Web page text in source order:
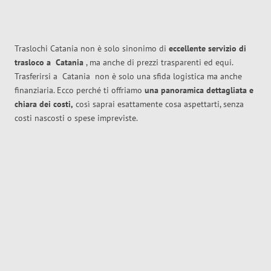
Traslochi Catania non è solo sinonimo di eccellente servizio di
trasloco a Catania , ma anche di prezzi trasparenti ed equi.
Trasferirsi a Catania non è solo una sfida logistica ma anche
finanziaria. Ecco perché ti offriamo una panoramica dettagliata e
chiara dei costi, così saprai esattamente cosa aspettarti, senza
costi nascosti o spese impreviste.